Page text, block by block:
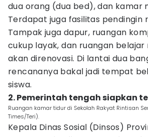
dua orang (dua bed), dan kamar
Terdapat juga fasilitas pendingin
Tampak juga dapur, ruangan
cukup layak, dan ruangan
akan direnovasi. Di lantai dua
rencananya bakal jadi tempat
siswa.
2. Pemerintah tengah siapkan
Ruangan kamar tidur di Sekolah Rakyat Rintisan
Times/Teri).
Kepala Dinas Sosial (Dinsos)